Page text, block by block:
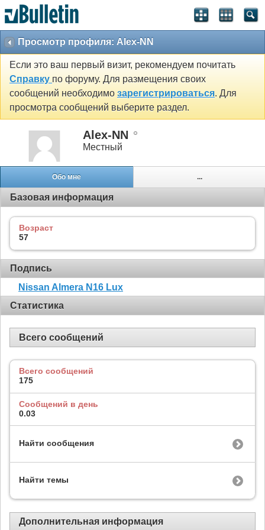
Просмотр профиля: Alex-NN
Если это ваш первый визит, рекомендуем почитать
Справку по форуму. Для размещения своих
сообщений необходимо зарегистрироваться. Для
просмотра сообщений выберите раздел.
Alex-NN
Местный
Обо мне ...
Базовая информация
Возраст
57
Подпись
Nissan Almera N16 Lux
Статистика
Всего сообщений
Всего сообщений
175
Сообщений в день
0.03
Найти сообщения
Найти темы
Дополнительная информация